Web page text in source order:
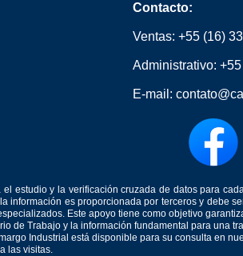
Contacto:
Ventas: +55 (16)
Administrativo:
E-mail:
estudio y la verificación cruzada de datos para
información es proporcionada por terceros y debe
Este apoyo tiene como objetivo
de Trabajo y la información fundamental para una
Industrial está disponible para su consulta en
las visitas.